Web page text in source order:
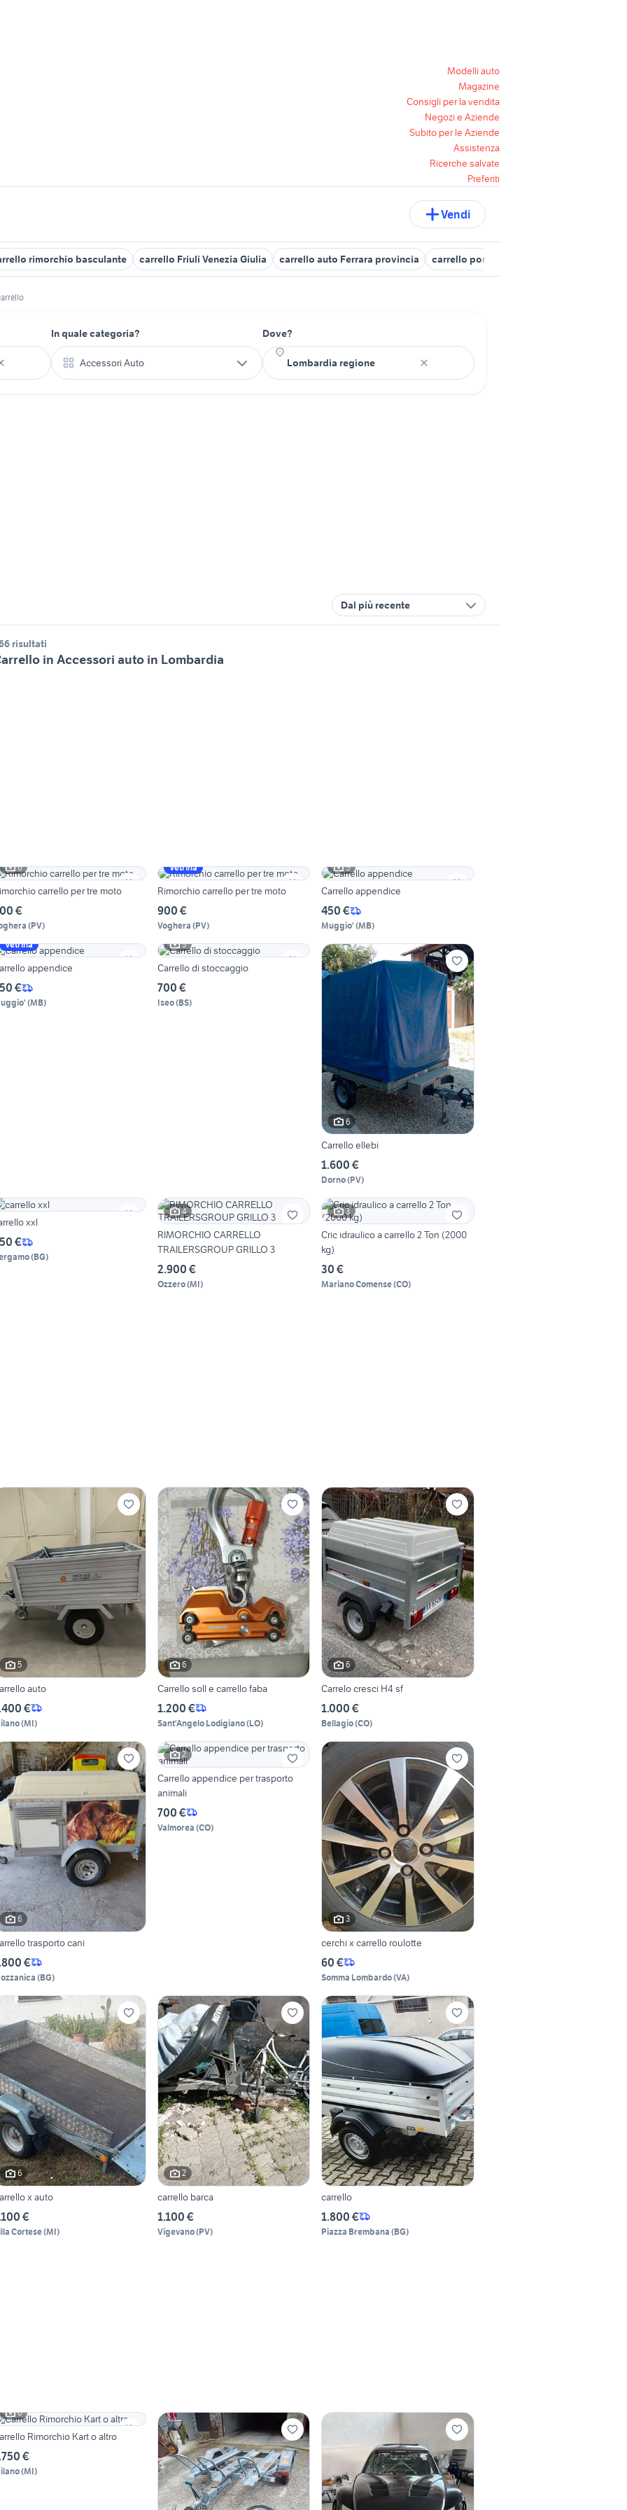
Modelli auto
Magazine
Consigli per la vendita
Negozi e Aziende
Subito per le Aziende
Assistenza
Ricerche salvate
Preferiti
Vendi
rimorchio basculante carrello Friuli Venezia Giulia carrello auto Ferrara provincia carrello portapacchi usato
In quale categoria?
Accessori Auto
Dove?
Dal più recente
risultati
in Accessori auto in Lombardia
6
carrello per tre moto
€
(PV)
Vetrina
Rimorchio carrello per tre moto
900 €
Voghera (PV)
5
Carrello appendice
450 €
Muggio' (MB)
Vetrina
appendice
€
(MB)
5
Carrello di stoccaggio
700 €
Iseo(BS)
6
Carrello ellebi
1.600 €
Dorno(PV)
xxl
€
(BG)
4
RIMORCHIO CARRELLO
TRAILERSGROUP GRILLO 3
2.900 €
Ozzero(MI)
3
Cric idraulico a carrello 2 Ton (2000
kg)
30 €
Mariano Comense(CO)
5
auto
€
(MI)
6
Carrello soll e carrello faba
1.200 €
Sant'Angelo Lodigiano(LO)
6
Carrelo cresci H4 sf
1.000 €
Bellagio(CO)
6
trasporto cani
€
(BG)
2
Carrello appendice per trasporto
animali
700 €
Valmorea (CO)
3
cerchi x carrello roulotte
60 €
Somma Lombardo(VA)
6
x auto
€
Cortese(MI)
2
carrello barca
1.100 €
Vigevano(PV)
carrello
1.800 €
Piazza Brembana (BG)
6
Rimorchio Kart o altro
€
(MI)